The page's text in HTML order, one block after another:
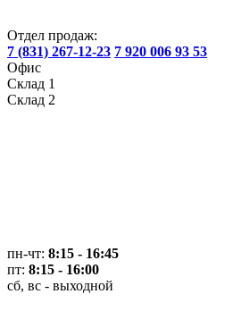
Отдел продаж:
7 (831) 267-12-23 7 920 006 93 53
Офис
Склад 1
Склад 2
пн-чт: 8:15 - 16:45
пт: 8:15 - 16:00
сб, вс - выходной